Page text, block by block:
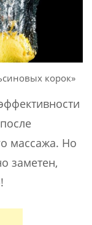
корок»
массажа. Но
заметен,